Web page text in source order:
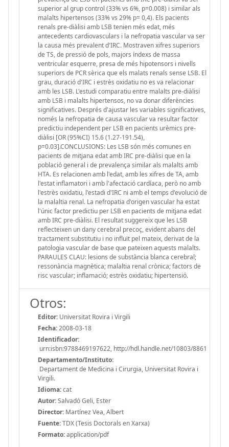
superior al grup control (33% vs 6%, p=0.008) i similar als
malalts hipertensos (33% vs 29% p= 0,4). Els pacients
renals pre-diàlisi amb LSB tenien més edat, més
antecedents cardiovasculars i la nefropatia vascular va ser
la causa més prevalent d'IRC. Mostraven xifres superiors
de TS, de pressió de pols, majors índexs de massa
ventricular esquerre, presa de més hipotensors i nivells
superiors de PCR sèrica que els malats renals sense LSB. El
grau, duració d'IRC i estrès oxidatiu no es va relacionar
amb les LSB. L'estudi comparatiu entre malalts pre-diàlisi
amb LSB i malalts hipertensos, no va donar diferències
significatives. Després d'ajustar les variables significatives,
només la nefropatia de causa vascular va resultar factor
predictiu independent per LSB en pacients urèmics pre-
diàlisi [OR (95%CI) 15.6 (1.27-191.54),
p=0.03].CONCLUSIONS: Les LSB són més comunes en
pacients de mitjana edat amb IRC pre-diàlisi que en la
població general i de prevalença similar als malalts amb
HTA. Es relacionen amb l'edat, amb les xifres de TA, amb
l'estat inflamatori i amb l'afectació cardíaca, però no amb
l'estrès oxidatiu, l'estadi d'IRC ni amb el temps d'evolució de
la malaltia renal. La nefropatia d'origen vascular ha estat
l'únic factor predictiu per LSB en pacients de mitjana edat
amb IRC pre-diàlisi. El resultat suggereix que les LSB
reflecteixen un dany cerebral precoç, evident abans del
tractament substitutiu i no influït pel mateix, derivat de la
patologia vascular de base que pateixen aquests malalts.
PARAULES CLAU: lesions de substància blanca cerebral;
ressonància magnètica; malaltia renal crònica; factors de
risc vascular; inflamació; estrès oxidatiu; hipertensió.
Otros:
Editor: Universitat Rovira i Virgili
Fecha:2008-03-18
Identificador:
urn:isbn:9788469197622, http://hdl.handle.net/10803/8861
Departamento/Instituto:
Departament de Medicina i Cirurgia, Universitat Rovira i
Virgili.
Idioma:cat
Autor:Salvadó Geli, Ester
Director: Martínez Vea, Albert
Fuente:TDX (Tesis Doctorals en Xarxa)
Formato:application/pdf